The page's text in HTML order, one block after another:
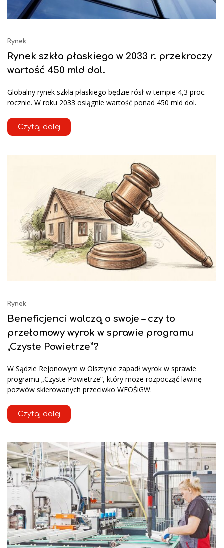
Rynek
Rynek szkła płaskiego w 2033 r. przekroczy
wartość 450 mld dol.
Globalny rynek szkła płaskiego będzie rósł w tempie 4,3 proc.
rocznie. W roku 2033 osiągnie wartość ponad 450 mld dol.
Czytaj dalej
Rynek
Beneficjenci walczą o swoje – czy to
przełomowy wyrok w sprawie programu
„Czyste Powietrze”?
W Sądzie Rejonowym w Olsztynie zapadł wyrok w sprawie
programu „Czyste Powietrze”, który może rozpocząć lawinę
pozwów skierowanych przeciwko WFOŚiGW.
Czytaj dalej